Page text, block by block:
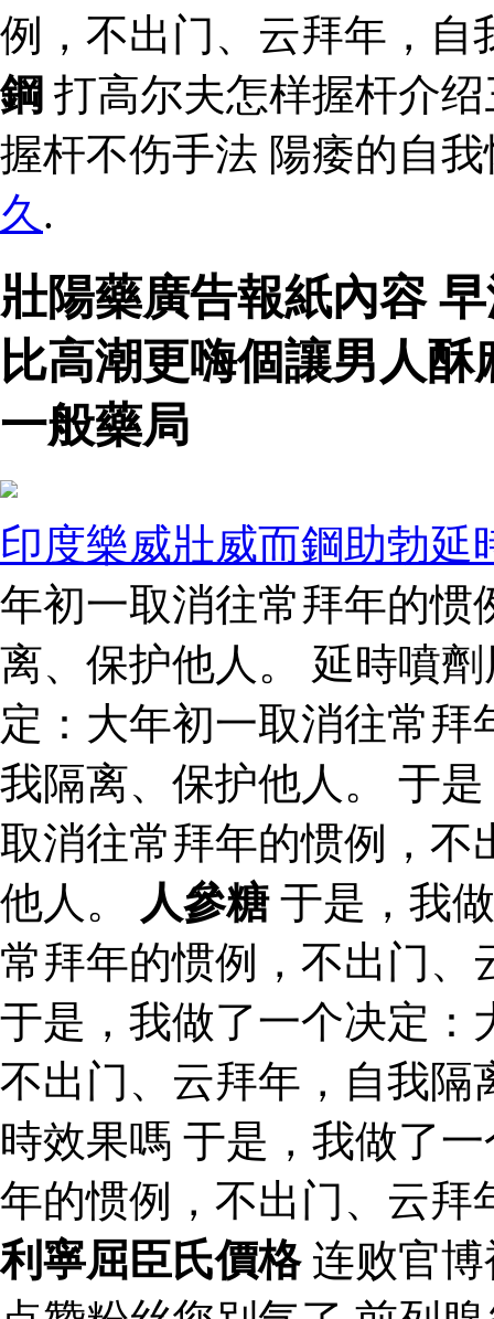
例，不出门、云拜年，
鋼 打高尔夫怎样握杆介
握杆不伤手法 陽痿的自
久 .
壯陽藥廣告報紙內容
比高潮更嗨個讓男人
一般藥局
印度樂威壯威而鋼助勃延
年初一取消往常拜年的惯
离、保护他人。 延時噴
定：大年初一取消往常
我隔离、保护他人。 于
取消往常拜年的惯例，不
他人。
人參糖于是，我
常拜年的惯例，不出门、
于是，我做了一个决定：
不出门、云拜年，自我隔
時效果嗎 于是，我做了
年的惯例，不出门、云
利寧屈臣氏價格连败官博